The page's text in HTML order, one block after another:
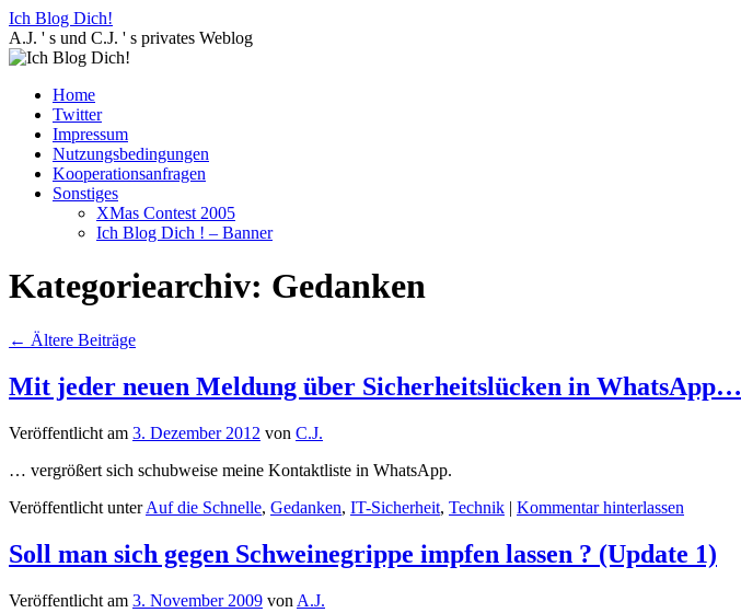
Zum
Inhalt
springen
Ich Blog Dich!
A.J. ' s und C.J. ' s privates Weblog
Home
Twitter
Impressum
Nutzungsbedingungen
Kooperationsanfragen
Sonstiges
XMas Contest 2005
Ich Blog Dich ! – Banner
Kategoriearchiv: Gedanken
← Ältere Beiträge
Mit jeder neuen Meldung über Sicherheitslücken in WhatsApp…
Veröffentlicht am 3. Dezember 2012 von C.J.
… vergrößert sich schubweise meine Kontaktliste in WhatsApp.
Veröffentlicht unter Auf die Schnelle, Gedanken, IT-Sicherheit, Technik | Kommentar hinterlassen
Soll man sich gegen Schweinegrippe impfen lassen ? (Update 1)
Veröffentlicht am 3. November 2009 von A.J.